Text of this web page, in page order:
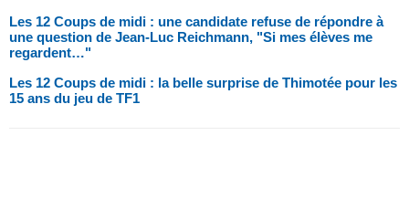
Les 12 Coups de midi : une candidate refuse de répondre à
une question de Jean-Luc Reichmann, "Si mes élèves me
regardent…"
Les 12 Coups de midi : la belle surprise de Thimotée pour les
15 ans du jeu de TF1